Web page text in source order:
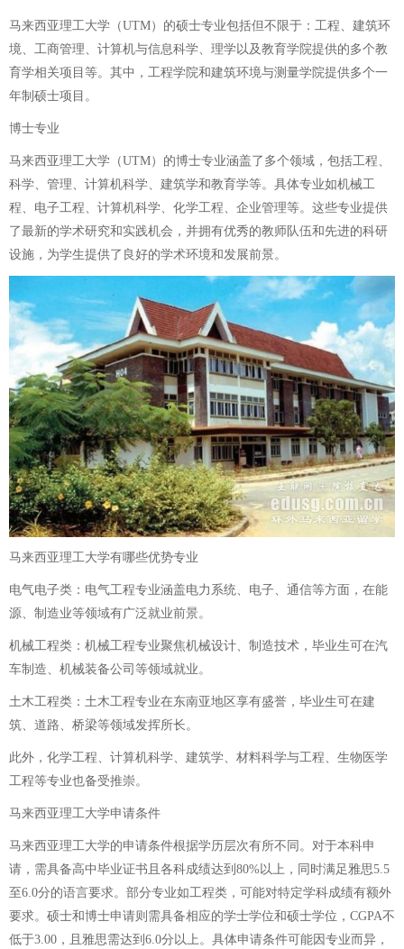
马来西亚理工大学（UTM）的硕士专业包括但不限于：工程、建筑环
境、工商管理、计算机与信息科学、理学以及教育学院提供的多个教
育学相关项目等。其中，工程学院和建筑环境与测量学院提供多个一
年制硕士项目。
博士专业
马来西亚理工大学（UTM）的博士专业涵盖了多个领域，包括工程、
科学、管理、计算机科学、建筑学和教育学等。具体专业如机械工
程、电子工程、计算机科学、化学工程、企业管理等。这些专业提供
了最新的学术研究和实践机会，并拥有优秀的教师队伍和先进的科研
设施，为学生提供了良好的学术环境和发展前景。
马来西亚理工大学有哪些优势专业
电气电子类：电气工程专业涵盖电力系统、电子、通信等方面，在能
源、制造业等领域有广泛就业前景。
机械工程类：机械工程专业聚焦机械设计、制造技术，毕业生可在汽
车制造、机械装备公司等领域就业。
土木工程类：土木工程专业在东南亚地区享有盛誉，毕业生可在建
筑、道路、桥梁等领域发挥所长。
此外，化学工程、计算机科学、建筑学、材料科学与工程、生物医学
工程等专业也备受推崇。
马来西亚理工大学申请条件
马来西亚理工大学的申请条件根据学历层次有所不同。对于本科申
请，需具备高中毕业证书且各科成绩达到80%以上，同时满足雅思5.5
至6.0分的语言要求。部分专业如工程类，可能对特定学科成绩有额外
要求。硕士和博士申请则需具备相应的学士学位和硕士学位，CGPA不
低于3.00，且雅思需达到6.0分以上。具体申请条件可能因专业而异，